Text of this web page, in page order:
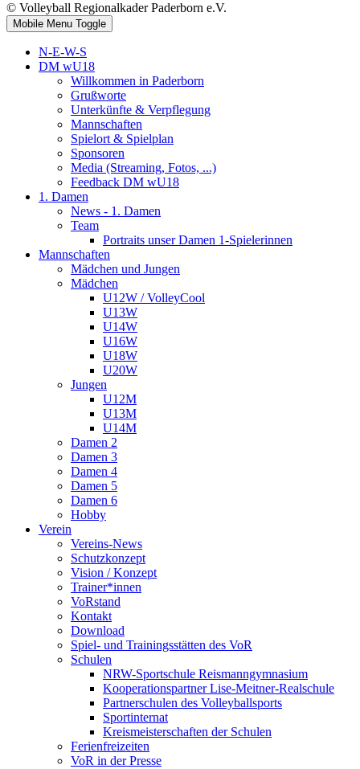
© Volleyball Regionalkader Paderborn e.V.
Mobile Menu Toggle
N-E-W-S
DM wU18
Willkommen in Paderborn
Grußworte
Unterkünfte & Verpflegung
Mannschaften
Spielort & Spielplan
Sponsoren
Media (Streaming, Fotos, ...)
Feedback DM wU18
1. Damen
News - 1. Damen
Team
Portraits unser Damen 1-Spielerinnen
Mannschaften
Mädchen und Jungen
Mädchen
U12W / VolleyCool
U13W
U14W
U16W
U18W
U20W
Jungen
U12M
U13M
U14M
Damen 2
Damen 3
Damen 4
Damen 5
Damen 6
Hobby
Verein
Vereins-News
Schutzkonzept
Vision / Konzept
Trainer*innen
VoRstand
Kontakt
Download
Spiel- und Trainingsstätten des VoR
Schulen
NRW-Sportschule Reismanngymnasium
Kooperationspartner Lise-Meitner-Realschule
Partnerschulen des Volleyballsports
Sportinternat
Kreismeisterschaften der Schulen
Ferienfreizeiten
VoR in der Presse